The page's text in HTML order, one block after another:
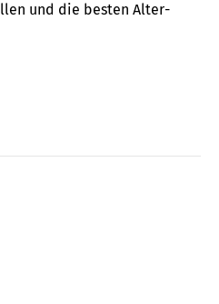
und die besten Alter­